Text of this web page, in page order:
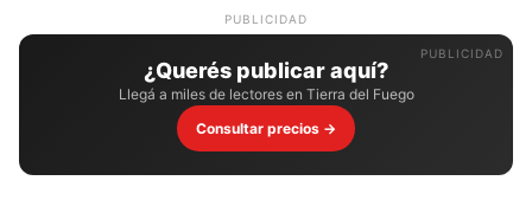
PUBLICIDAD
¿Querés publicar aquí?
Llegá a miles de lectores en Tierra del Fuego
Consultar precios →